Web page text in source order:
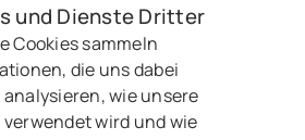
und Dienste Dritter
Cookies sammeln
die uns dabei
wie unsere
verwendet wird und wie